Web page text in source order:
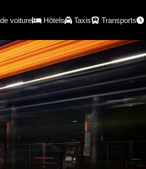
voiture Hôtels Taxis Transports